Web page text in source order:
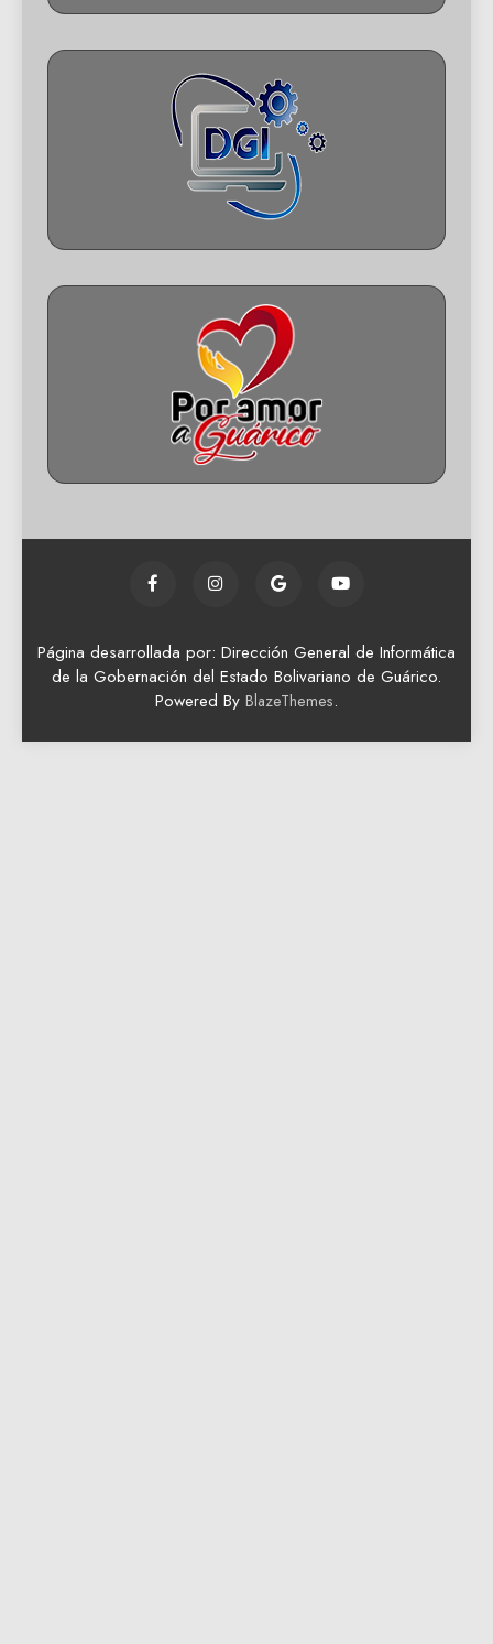
Página desarrollada por: Dirección General de Informática
de la Gobernación del Estado Bolivariano de Guárico.
Powered By BlazeThemes.